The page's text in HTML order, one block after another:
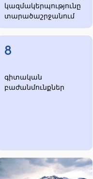
​​​​կազմակերպությունը
տարածաշրջանում
8
​​​գիտական
բաժանմունքներ